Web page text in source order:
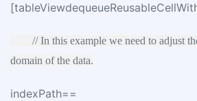
// In this example we need to adjust
domain of the data.
indexPath==